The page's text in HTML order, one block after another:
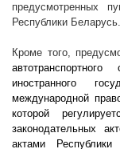
предусмотренных
Республики Беларусь.
Кроме того,
иностранного
международной
которой
законодательных
актами